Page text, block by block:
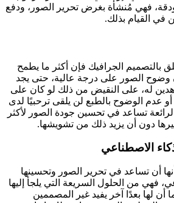
فهي مُنشأة بغرض تحرير الصور، ودفع
القيام بذلك.
بالتصميم الجرافيك فإن أكثر ما يطمح
وضوح الصور على درجة عالية، حتى يجد
له، على النقيض من ذلك لو كان على
عدم الوضوح بالطبع لن يلقى ترحبيًا لدى
الرائعة تساعد في تحسين جودة الصور لأكثر
دون أن يزيد ذلك من تشويشها.
أن تساعد في تحرير الصور وتحسينها
فهي من الحلول السريعة التي يلجأ إليها
أن لها بعدًا آخر يفيد غير المصممين